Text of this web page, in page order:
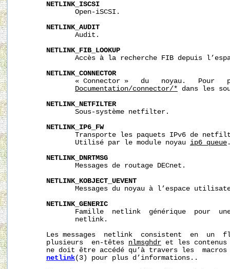
NETLINK_ISCSI
              Open-iSCSI.
NETLINK_AUDIT
              Audit.
NETLINK_FIB_LOOKUP
Accès à la recherche FIB depuis
NETLINK_CONNECTOR
« Connector »   du   noyau.   Pour
Documentation/connector/* dans les
NETLINK_NETFILTER
              Sous-système netfilter.
NETLINK_IP6_FW
Transporte les paquets IPv6 de
              Utilisé par le module noyau
ip6_queue
NETLINK_DNRTMSG
              Messages de routage DECnet.
NETLINK_KOBJECT_UEVENT
Messages du noyau à l’espace
NETLINK_GENERIC
Famille  netlink  générique  pour
              netlink.
Les messages  netlink  consistent  en  un
       plusieurs  en-têtes
nlmsghdr et les
ne doit être accédé qu’à travers les
netlink(3) pour plus d’informations..